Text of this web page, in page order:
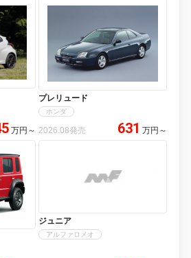
万円 ～
プレリュード
ホンダ
2026.08発売 631 万円 ～
ジュニア
アルファロメオ